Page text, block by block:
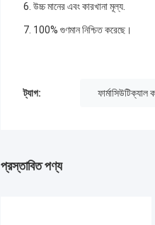
6. উচ্চ মানের এবং কারখানা মূল্য.
7. 100% গুণমান নিশ্চিত করেছে।
ট্যাগ: ফার্মাসিউটিক্যাল
প্রস্তাবিত পণ্য